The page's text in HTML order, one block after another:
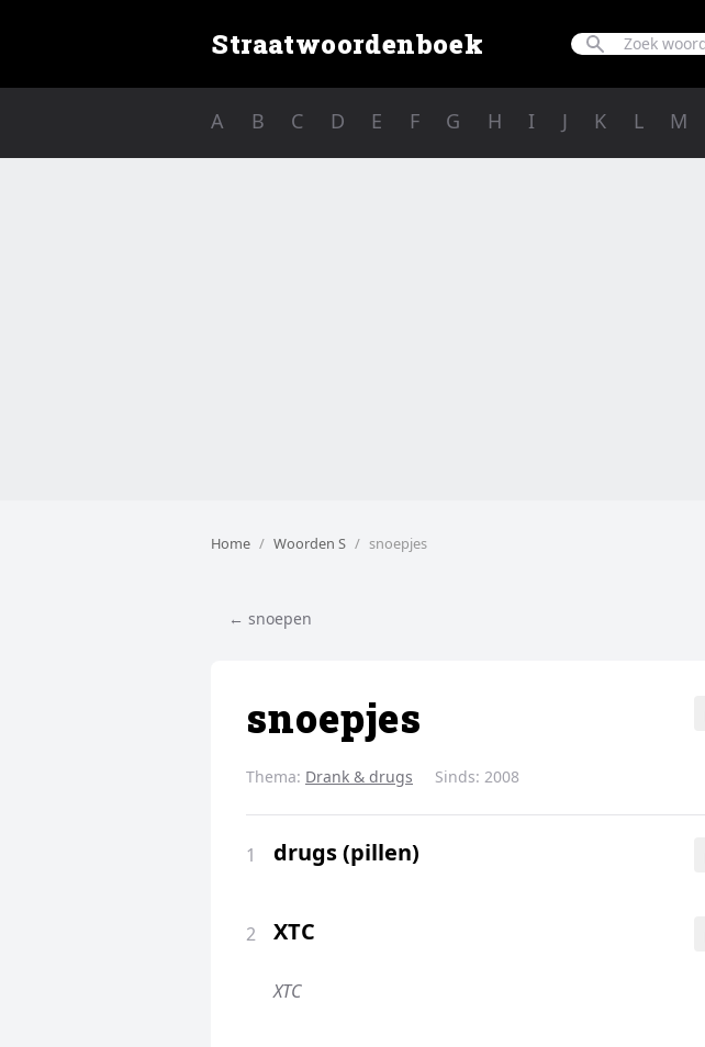
Straatwoordenboek
A B C D E F G H I J K L M
Home Woorden S snoepjes
← snoepen
snoepjes
Thema: Drank & drugs Sinds: 2008
1 drugs (pillen)
2 XTC
XTC